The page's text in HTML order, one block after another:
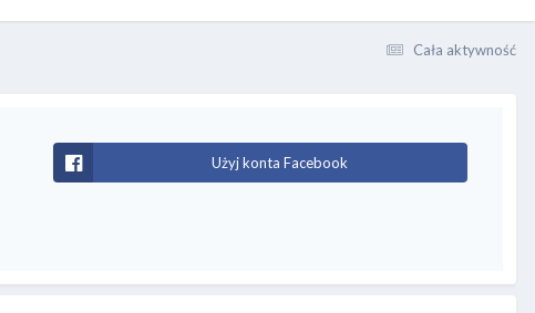
Cała aktywność
Użyj konta Facebook